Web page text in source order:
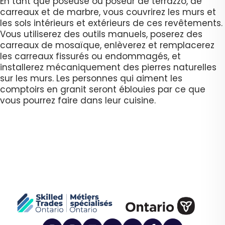
carreaux et de marbre, vous couvrirez les murs et
les sols intérieurs et extérieurs de ces revêtements.
Vous utiliserez des outils manuels, poserez des
carreaux de mosaïque, enlèverez et remplacerez
les carreaux fissurés ou endommagés, et
installerez mécaniquement des pierres naturelles
sur les murs. Les personnes qui aiment les
comptoirs en granit seront éblouies par ce que
vous pourrez faire dans leur cuisine.